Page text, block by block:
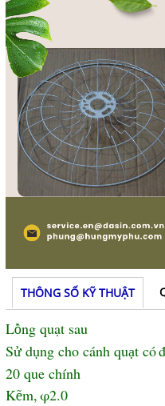
THÔNG SỐ KỸ THUẬT
Lồng quạt sau
Sửdụng cho cánh quạt cóđ
20 que chính
Kẽm,φ2.0